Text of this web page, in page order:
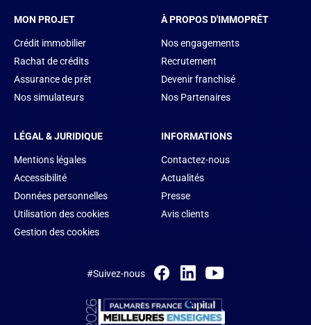
MON PROJET
Crédit immobilier
Rachat de crédits
Assurance de prêt
Nos simulateurs
À PROPOS D'IMMOPRÊT
Nos engagements
Recrutement
Devenir franchisé
Nos Partenaires
LÉGAL & JURIDIQUE
Mentions légales
Accessibilité
Données personnelles
Utilisation des cookies
Gestion des cookies
INFORMATIONS
Contactez-nous
Actualités
Presse
Avis clients
#Suivez-nous